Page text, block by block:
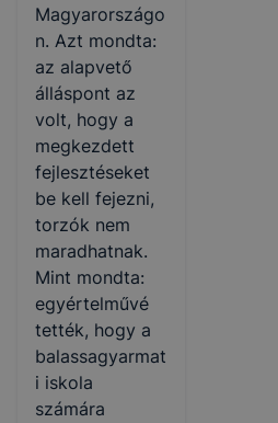
Magyarországo
n. Azt mondta:
az alapvető
álláspont az
volt, hogy a
megkezdett
fejlesztéseket
be kell fejezni,
torzók nem
maradhatnak.
Mint mondta:
egyértelművé
tették, hogy a
balassagyarmat
i iskola
számára